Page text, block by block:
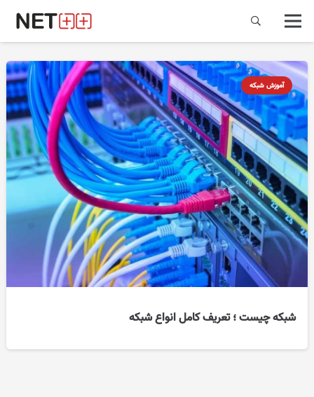
آموزش شبکه
شبکه چیست ؛ تعریف کامل انواع شبکه